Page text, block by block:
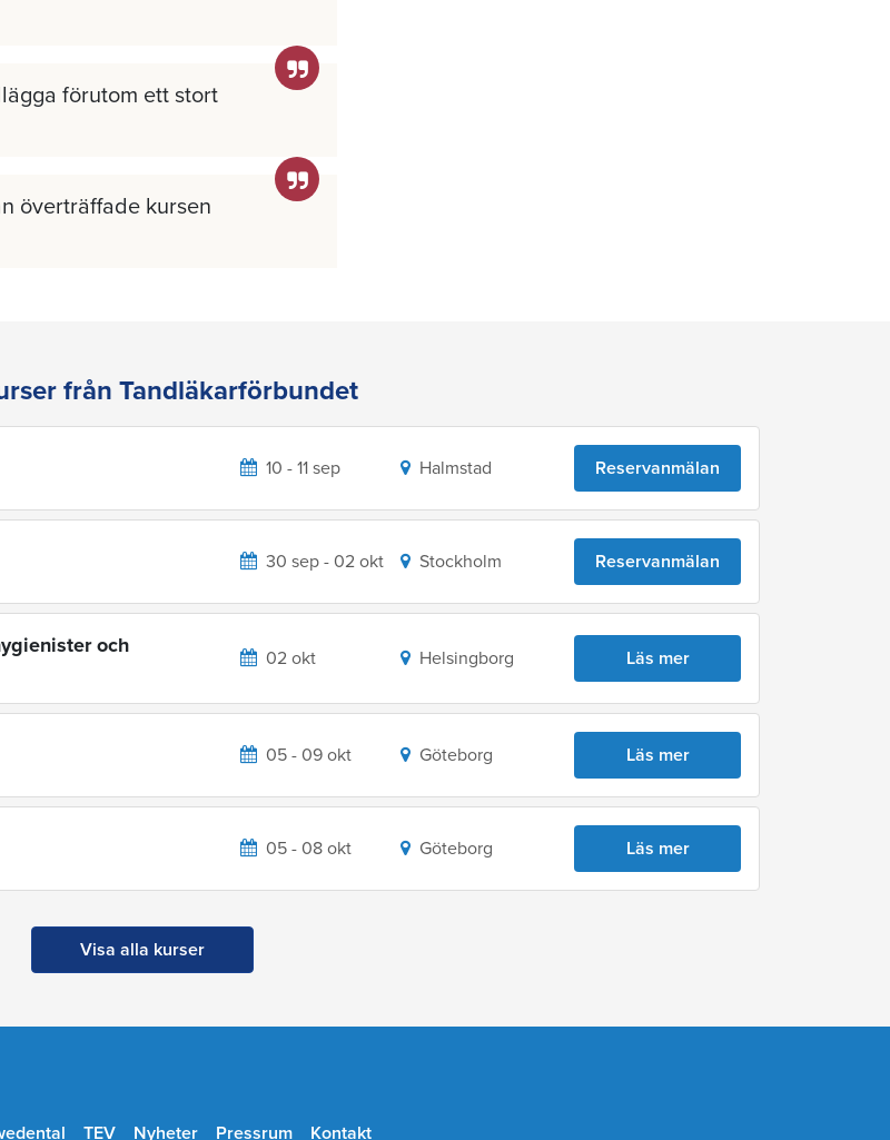
förutom ett stort
överträffade kursen
från Tandläkarförbundet
10 - 11 sep Halmstad Reservanmälan
30 sep - 02 okt Stockholm Reservanmälan
och
02 okt Helsingborg Läs mer
05 - 09 okt Göteborg Läs mer
05 - 08 okt Göteborg Läs mer
Visa alla kurser
TEV Nyheter Pressrum Kontakt